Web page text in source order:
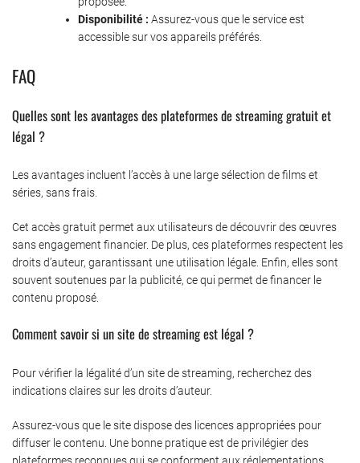
Disponibilité : Assurez-vous que le service est
accessible sur vos appareils préférés.
FAQ
Quelles sont les avantages des plateformes de streaming gratuit et
légal ?
Les avantages incluent l’accès à une large sélection de films et
séries, sans frais.
Cet accès gratuit permet aux utilisateurs de découvrir des œuvres
sans engagement financier. De plus, ces plateformes respectent les
droits d’auteur, garantissant une utilisation légale. Enfin, elles sont
souvent soutenues par la publicité, ce qui permet de financer le
contenu proposé.
Comment savoir si un site de streaming est légal ?
Pour vérifier la légalité d’un site de streaming, recherchez des
indications claires sur les droits d’auteur.
Assurez-vous que le site dispose des licences appropriées pour
diffuser le contenu. Une bonne pratique est de privilégier des
plateformes reconnues qui se conforment aux réglementations.